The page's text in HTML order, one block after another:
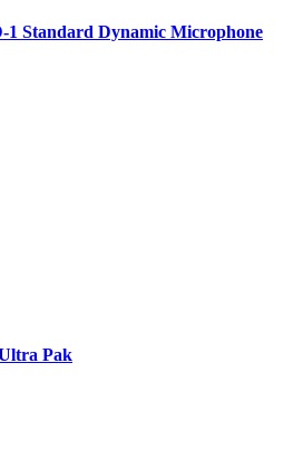
Standard Dynamic Microphone
Pak